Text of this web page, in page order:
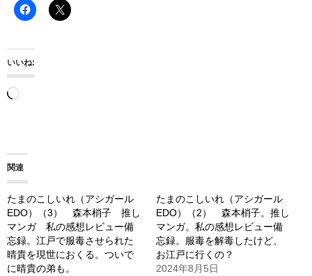
いいね:
読
み
中…
関連
たまのこしいれ（アシガール
EDO）（3） 森本梢子 推し
マンガ 私の感想レビュー備
忘録。江戸で服毒させられた
晴貴を現世におくる。ついで
に晴貴の弟も。
たまのこしいれ（アシガール
EDO）（2） 森本梢子。推し
マンガ。私の感想レビュー備
忘録。服毒を解毒したけど、
お江戸に行くの？
2024年8月5日